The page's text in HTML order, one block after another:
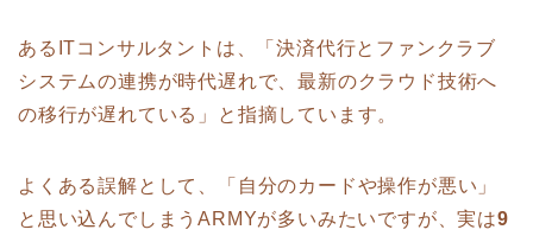
あるITコンサルタントは、「決済代行とファンクラブ
システムの連携が時代遅れで、最新のクラウド技術へ
の移行が遅れている」と指摘しています。
よくある誤解として、「自分のカードや操作が悪い」
と思い込んでしまうARMYが多いみたいですが、実は9